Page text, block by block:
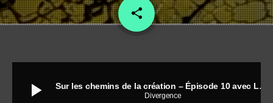
share
email
play_arrow Sur les chemins de la création – Épisode 10 avec Léo Danais et Olivier Floret
Divergence